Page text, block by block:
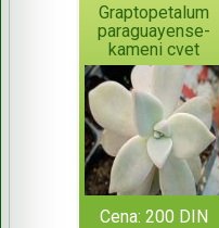
Graptopetalum
paraguayense-
kameni cvet
Cena: 200 DIN